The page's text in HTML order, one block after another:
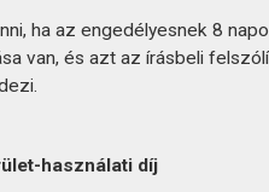
ha az engedélyesnek 8
van, és azt az írásbeli
használati díj